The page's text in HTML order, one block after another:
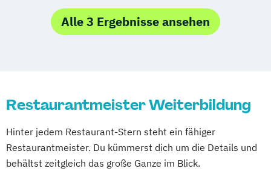
Alle 3 Ergebnisse ansehen
Restaurantmeister Weiterbildung
Hinter jedem Restaurant-Stern steht ein fähiger
Restaurantmeister. Du kümmerst dich um die Details und
behältst zeitgleich das große Ganze im Blick.